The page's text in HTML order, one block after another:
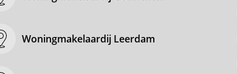
Woningmakelaardij Leerdam